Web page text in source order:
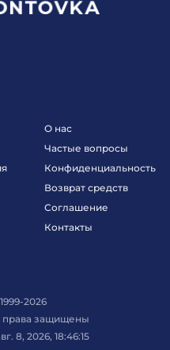
О нас
Частые вопросы
Конфиденциальность
Возврат средств
Соглашение
Контакты
2026
права защищены
8, 2026, 18:46:15